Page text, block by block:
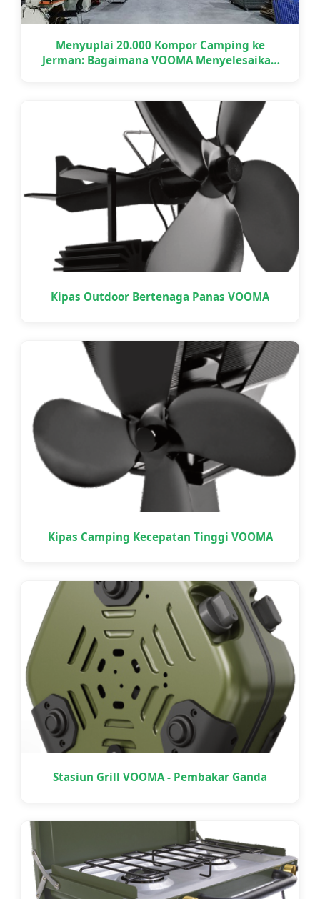
Menyuplai 20.000 Kompor Camping ke
Jerman: Bagaimana VOOMA Menyelesaikan
Kipas Outdoor Bertenaga Panas VOOMA
Kipas Camping Kecepatan Tinggi VOOMA
Stasiun Grill VOOMA - Pembakar Ganda